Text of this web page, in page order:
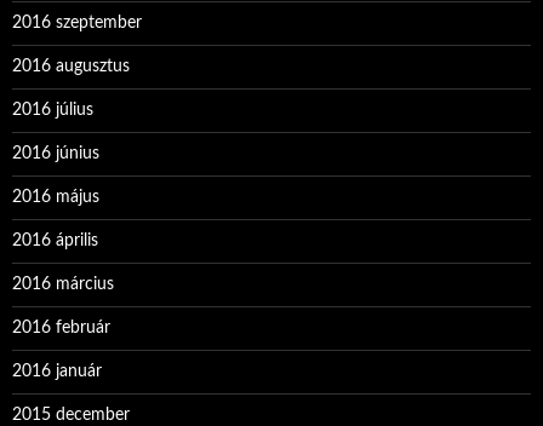
2016 szeptember
2016 augusztus
2016 július
2016 június
2016 május
2016 április
2016 március
2016 február
2016 január
2015 december